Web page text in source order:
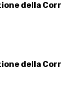
della
della